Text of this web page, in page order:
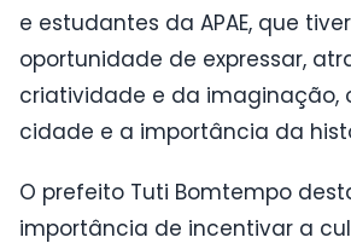
e estudantes da APAE, que
oportunidade de expressar,
criatividade e da imaginação,
cidade e a importância da
O prefeito Tuti Bomtempo
importância de incentivar a